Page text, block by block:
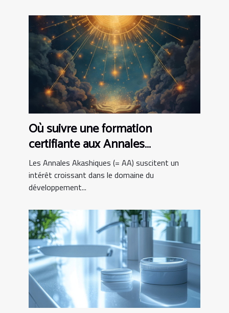
Où suivre une formation
certifiante aux Annales
Akashiques ?
Les Annales Akashiques (= AA) suscitent un
intérêt croissant dans le domaine du
développement...